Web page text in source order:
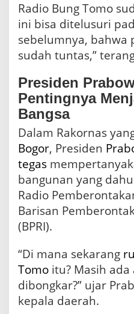
Radio Bung Tomo
ini bisa ditelusuri
sebelumnya, bahwa
sudah tuntas,”
Presiden
Pentingnya
Bangsa
Dalam Rakornas
Bogor, Presiden
tegas
bangunan yang
Radio
Barisan
(BPRI).
“Di mana sekarang
Tomo itu? Masih
dibongkar?” ujar
kepala daerah.